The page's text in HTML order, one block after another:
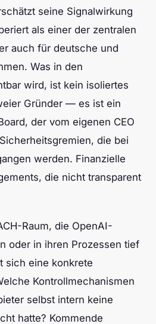
seine Signalwirkung
als einer der zentralen
auch für deutsche und
Was in den
wird, ist kein isoliertes
Gründer — es ist ein
der vom eigenen CEO
die bei
werden. Finanzielle
die nicht transparent
Raum, die OpenAI-
oder in ihren Prozessen tief
sich eine konkrete
Kontrollmechanismen
selbst intern keine
hatte? Kommende